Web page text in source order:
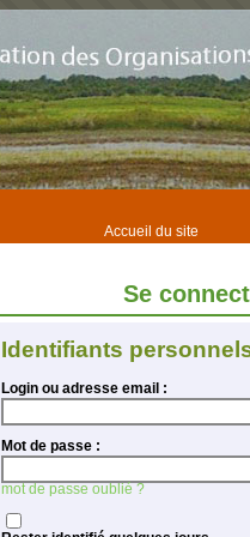
Accueil du site
Se
Identifiants
Login ou adresse email :
Mot de passe :
mot de passe oublié ?